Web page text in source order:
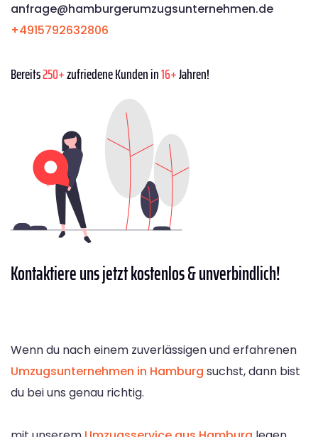
anfrage@hamburgerumzugsunternehmen.de
+4915792632806
Bereits250+zufriedene Kunden in16+Jahren!
Kontaktiereuns jetzt kostenlos & unverbindlich!
Wenn du nach einem zuverlässigen und erfahrenen
Umzugsunternehmen in Hamburg suchst, dann bist
du bei uns genau richtig.